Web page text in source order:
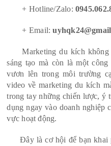
+ Hotline/Zalo:
+ Email:
Marketing du kích không
sáng tạo mà còn là một
vươn lên trong môi trường
video về marketing du kích
trong tay những chiến lược, ý
dụng ngay vào doanh nghiệp
vực hoạt động.
Đây là cơ hội để bạn khai